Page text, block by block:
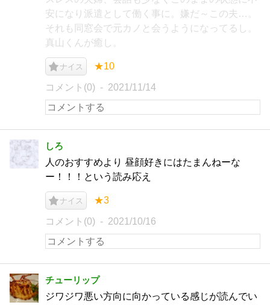
安になり派遣として働く事に。嫌だ～この夫…。
それも同窓会で元カノと会うようになってるし。
真山くんが癒し。
ナイス ★10
コメント(0) 2021/11/14
しろ
人のおすすめより 昼顔好きにはたまんねーな
ー！！！という読み応え
ナイス ★3
コメント(0) 2021/10/16
チューリップ
ジワジワ悪い方向に向かっている感じが読んでい